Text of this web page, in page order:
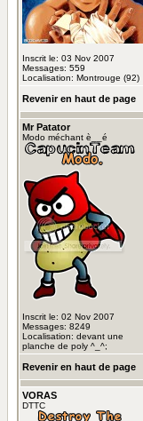
Inscrit le: 03 Nov 2007
Messages: 559
Localisation: Montrouge (92)
Revenir en haut de page
Mr Patator
Modo méchant è__é
Inscrit le: 02 Nov 2007
Messages: 8249
Localisation: devant une
planche de poly ^_^;
Revenir en haut de page
VORAS
DTTC